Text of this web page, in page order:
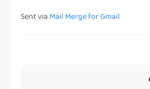
Sent viaMail Merge for Gmail